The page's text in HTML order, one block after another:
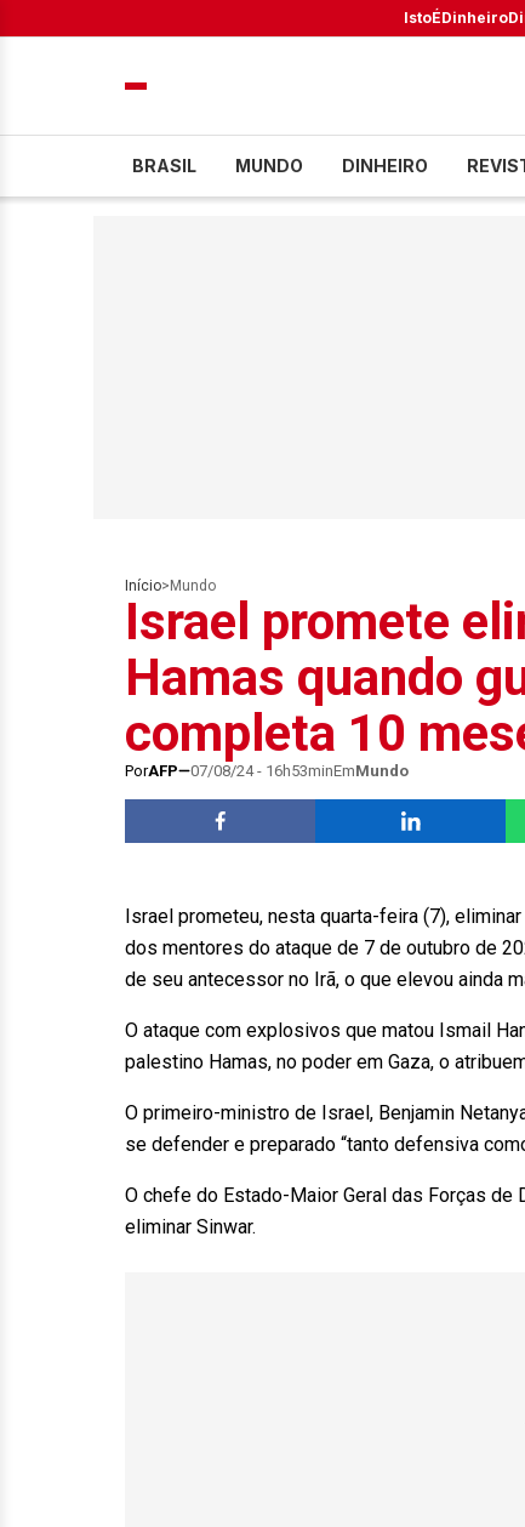
IstoÉDinheiro
BRASIL MUNDO DINHEIRO
Início> Mundo
Israel promete
Hamas quando
completa 10
PorAFP 07/08/24 - 16h53minEmMundo
Israel prometeu, nesta quarta-feira (7),
dos mentores do ataque de 7 de outubro de
de seu antecessor no Irã, o que elevou ainda
O ataque com explosivos que matou Ismail
palestino Hamas, no poder em Gaza, o
O primeiro-ministro de Israel, Benjamin
se defender e preparado “tanto defensiva
O chefe do Estado-Maior Geral das Forças de
eliminar Sinwar.